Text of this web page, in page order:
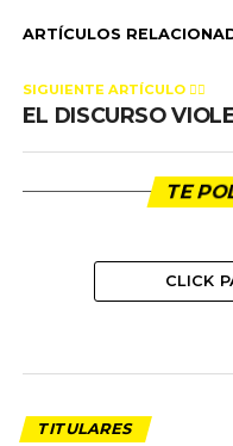
ARTÍCULOS
SIGUIENTE ARTÍCULO 👈🏻
EL DISCURSO
TE
CLICK
TITULARES